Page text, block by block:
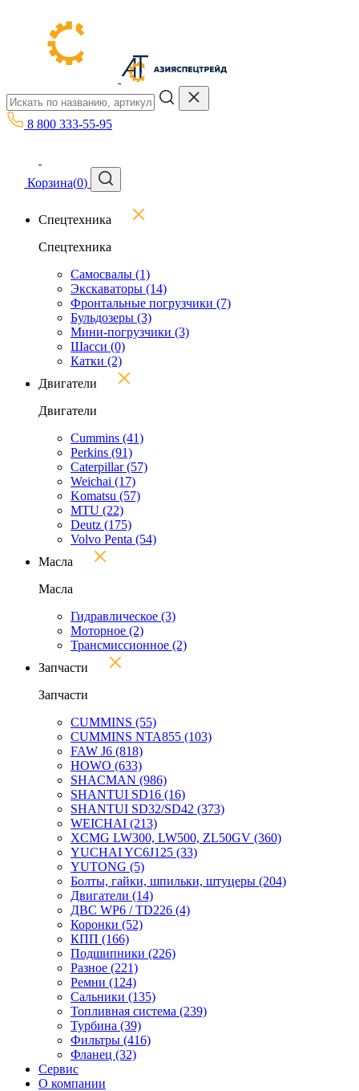
8 800 333-55-95
Корзина(0)
Спецтехника
Спецтехника
Самосвалы (1)
Экскаваторы (14)
Фронтальные погрузчики (7)
Бульдозеры (3)
Мини-погрузчики (3)
Шасси (0)
Катки (2)
Двигатели
Двигатели
Cummins (41)
Perkins (91)
Caterpillar(57)
Weichai (17)
Komatsu (57)
MTU (22)
Deutz (175)
Volvo Penta (54)
Масла
Масла
Гидравлическое (3)
Моторное (2)
Трансмиссионное (2)
Запчасти
Запчасти
CUMMINS (55)
CUMMINS NTA855 (103)
FAW J6 (818)
HOWO (633)
SHACMAN (986)
SHANTUI SD16 (16)
SHANTUI SD32/SD42 (373)
WEICHAI (213)
XCMG LW300, LW500, ZL50GV (360)
YUCHAI YC6J125 (33)
YUTONG (5)
Болты, гайки, шпильки, штуцеры (204)
Двигатели (14)
ДВС WP6 / TD226 (4)
Коронки (52)
КПП (166)
Подшипники (226)
Разное (221)
Ремни (124)
Сальники (135)
Топливная система (239)
Турбина (39)
Фильтры (416)
Фланец (32)
Сервис
О компании